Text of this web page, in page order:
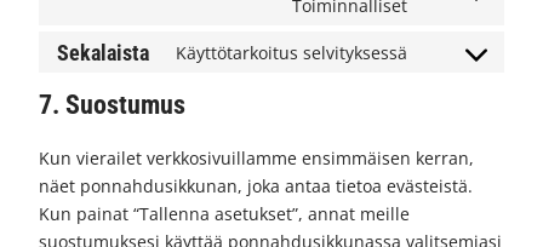
Toiminnalliset
service
Sekalaista Käyttötarkoitus selvityksessä
Consent
7. Suostumus
Kun vierailet verkkosivuillamme ensimmäisen kerran,
näet ponnahdusikkunan, joka antaa tietoa evästeistä.
Kun painat “Tallenna asetukset”, annat meille
suostumuksesi käyttää ponnahdusikkunassa valitsemiasi